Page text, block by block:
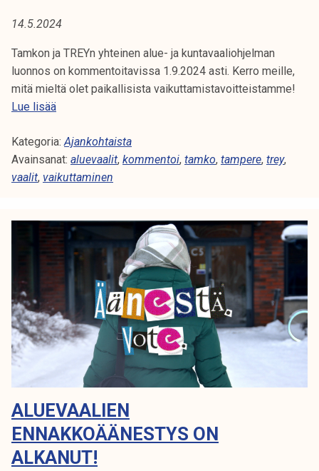
k
o
k
e
a
k
u
p
s
k
e
l
i
a
k
u
A
L
E
V
A
L
I
T
14.5.2024
Tamkon ja TREYn yhteinen alue- ja kuntavaaliohjelman
luonnos on kommentoitavissa 1.9.2024 asti. Kerro meille,
mitä mieltä olet paikallisista vaikuttamistavoitteistamme!
Lue lisääK
m
m
e
a
u
e
-
k
u
n
t
a
Kategoria:Ajankohtaista
Avainsanat: aluevaalit, kommentoi, tamko, tampere, trey,
vaalit, vaikuttaminen
ALUEVAALIEN
ENNAKKOÄÄNESTYS ON
ALKANUT!